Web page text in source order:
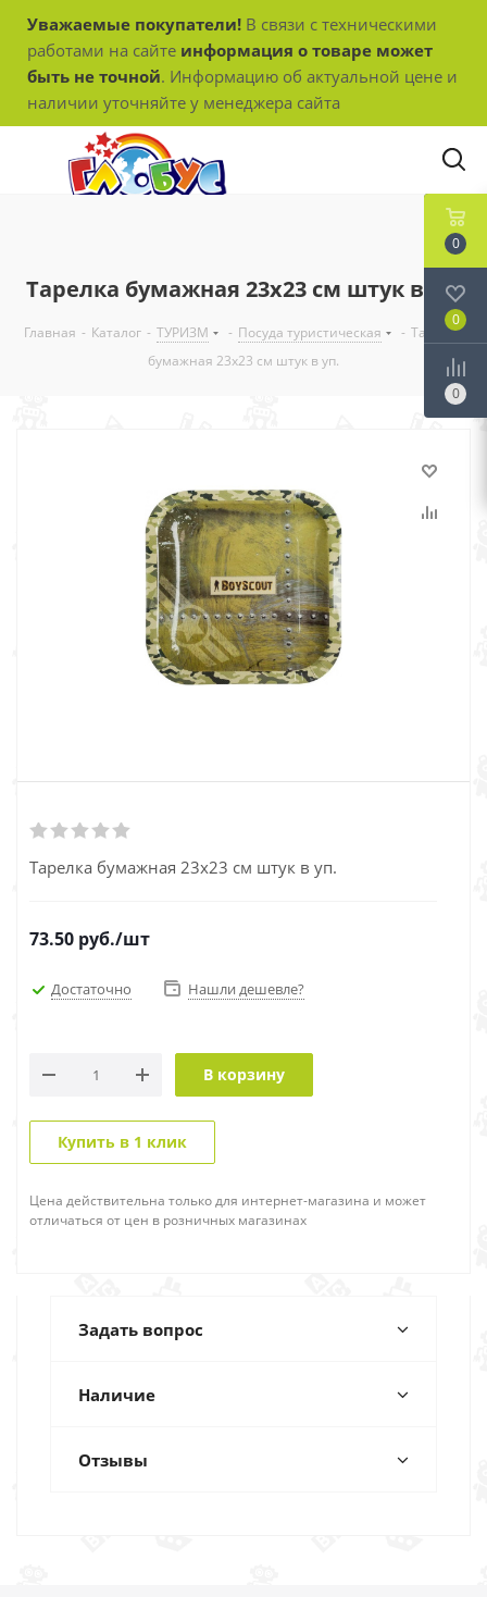
Уважаемые покупатели! В связи с техническими
работами на сайте информация о товаре может
быть не точной. Информацию об актуальной цене и
наличии уточняйте у менеджера сайта
Тарелка бумажная 23х23 см штук в уп.
Главная - Каталог - ТУРИЗМ - Посуда туристическая - Тарелка
бумажная 23х23 см штук в уп.
Тарелка бумажная 23х23 см штук в уп.
73.50 руб./шт
Достаточно Нашли дешевле?
В корзину
Купить в 1 клик
Цена действительна только для интернет-магазина и может
отличаться от цен в розничных магазинах
Задать вопрос
Наличие
Отзывы
0
0
0